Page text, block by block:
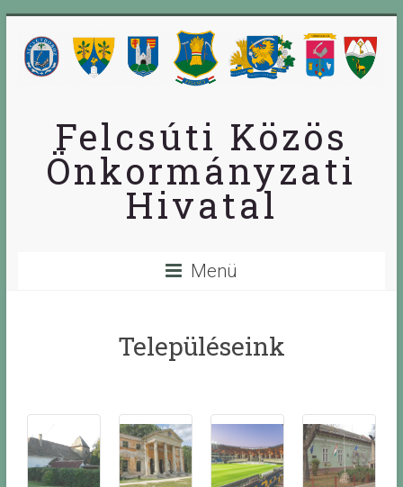
Felcsúti Közös
Önkormányzati
Hivatal
Menü
Településeink